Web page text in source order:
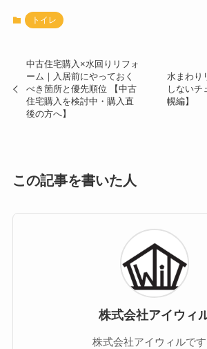
トイレ
中古住宅購入×水回りリフォ
ーム｜入居前にやっておく
べき箇所と優先順位 【中古
住宅購入を検討中・購入直
後の方へ】
水まわり
しないチ
幌編】
この記事を書いた人
株式会社アイウィ
株式会社アイウィルです